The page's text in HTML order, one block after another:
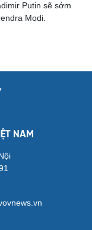
Putin sẽ sớm
Modi.
NAM